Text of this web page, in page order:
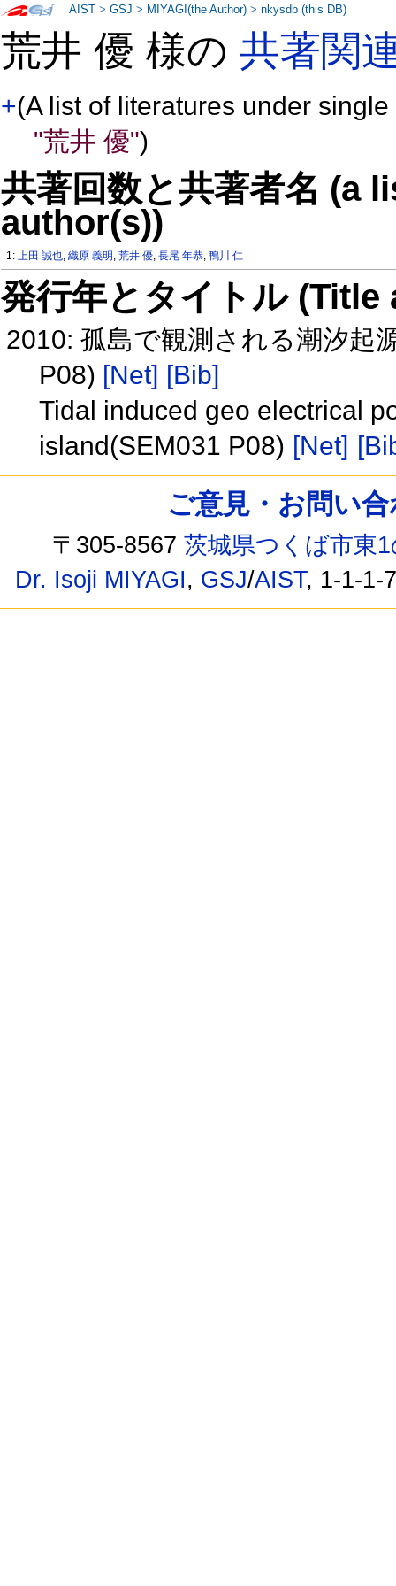
荒井 優 様の共著関
+(A list of literatures under
"荒井 優")
共著回数と共著者名 (a
author(s))
1:上田 誠也,織原 義明 ,荒井 優,長尾 年恭,鴨川 仁
発行年とタイトル
2010: 孤島で観測される潮汐起
P08) [Net] [Bib]
Tidal induced geo electrical
island(SEM031 P08) [Net]
AIST >GSJ > MIYAGI(the Author) >nkysdb (this DB)
ご意見・お問い
〒305-8567茨城県つくば市東
Dr. Isoji MIYAGI, GSJ/AIST, 1-1-1-